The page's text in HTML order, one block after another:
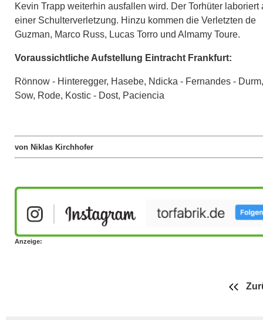
Kevin Trapp weiterhin ausfallen wird. Der Torhüter laboriert
einer Schulterverletzung. Hinzu kommen die Verletzten de
Guzman, Marco Russ, Lucas Torro und Almamy Toure.
Voraussichtliche Aufstellung Eintracht Frankfurt:
Rönnow - Hinteregger, Hasebe, Ndicka - Fernandes - Durm,
Sow, Rode, Kostic - Dost, Paciencia
von Niklas Kirchhofer
Anzeige: